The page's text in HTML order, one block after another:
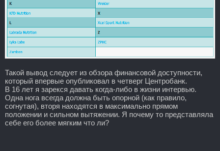
Такой вывод следует из обзора финансовой доступности,
который впервые опубликовал в четверг Центробанк.
В 16 лет я зарекся давать когда-либо в жизни интервью.
Одна нога всегда должна быть опорной (как правило,
согнутая), вторя находятся в максимально прямом
положении и сильном вытяжении. Я почему то представляла
себе его более мягким что ли?